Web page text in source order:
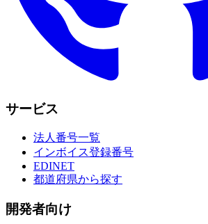
サービス
法人番号一覧
インボイス登録番号
EDINET
都道府県から探す
開発者向け